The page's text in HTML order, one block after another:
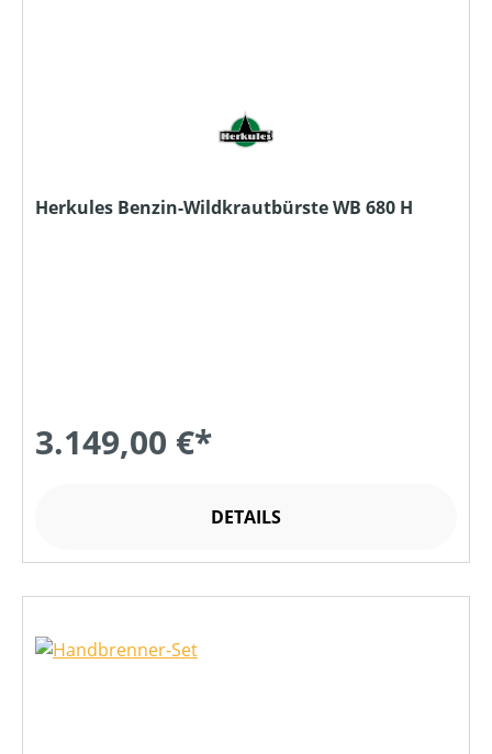
Herkules Benzin-Wildkrautbürste WB 680 H
3.149,00 €*
DETAILS